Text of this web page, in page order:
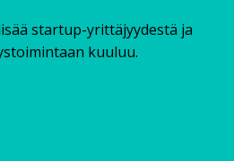
startup-yrittäjyydestä ja
kuuluu.